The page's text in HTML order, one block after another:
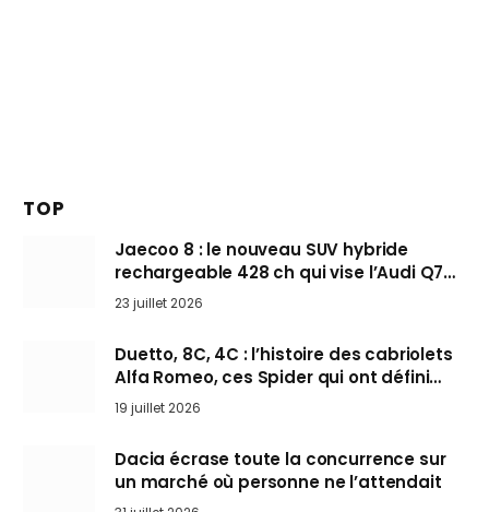
TOP
Jaecoo 8 : le nouveau SUV hybride
rechargeable 428 ch qui vise l’Audi Q7
arrive en Europe cet automne
23 juillet 2026
Duetto, 8C, 4C : l’histoire des cabriolets
Alfa Romeo, ces Spider qui ont défini
l’art de rouler cheveux au vent
19 juillet 2026
Dacia écrase toute la concurrence sur
un marché où personne ne l’attendait